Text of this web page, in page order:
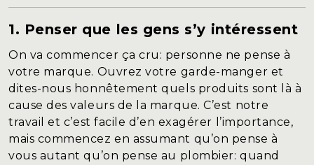
1. Penser que les gens s’y intéressent
On va commencer ça cru: personne ne pense à
votre marque. Ouvrez votre garde-manger et
dites-nous honnêtement quels produits sont là à
cause des valeurs de la marque. C’est notre
travail et c’est facile d’en exagérer l’importance,
mais commencez en assumant qu’on pense à
vous autant qu’on pense au plombier: quand